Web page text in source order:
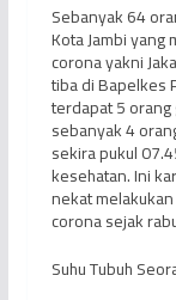
Sebanyak 64
Kota Jambi
corona yakni
tiba di Bapelkes
terdapat 5
sebanyak 4
sekira pukul
kesehatan. Ini
nekat
corona sejak
Suhu Tubuh